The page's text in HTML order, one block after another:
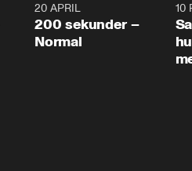
4:2320 APRIL
200 sekunder –
Normal
10